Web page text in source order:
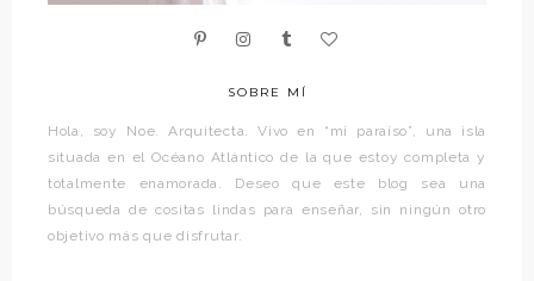
SOBRE MÍ
Hola, soy Noe. Arquitecta. Vivo en “mi paraíso”, una isla
situada en el Océano Atlántico de la que estoy completa y
totalmente enamorada. Deseo que este blog sea una
búsqueda de cositas lindas para enseñar, sin ningún otro
objetivo más que disfrutar.